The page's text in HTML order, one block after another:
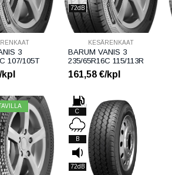
3
107/105T
72dB
KESÄRENKAAT
BARUM VANIS 3
235/65R16C 115/113R
161,58€/kpl
LOPPU
C
B
72dB